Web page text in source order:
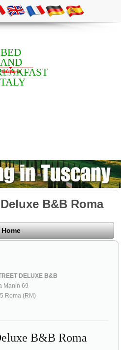
BED
AND
B&B Roma
Home
DELUXE B&B
Manin 69
Roma (RM)
B&B Roma